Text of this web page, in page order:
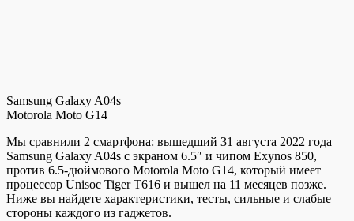
Samsung Galaxy A04s
Motorola Moto G14
Мы сравнили 2 смартфона: вышедший 31 августа 2022 года
Samsung Galaxy A04s с экраном 6.5″ и чипом Exynos 850,
против 6.5-дюймового Motorola Moto G14, который имеет
процессор Unisoc Tiger T616 и вышел на 11 месяцев позже.
Ниже вы найдете характеристики, тесты, сильные и слабые
стороны каждого из гаджетов.